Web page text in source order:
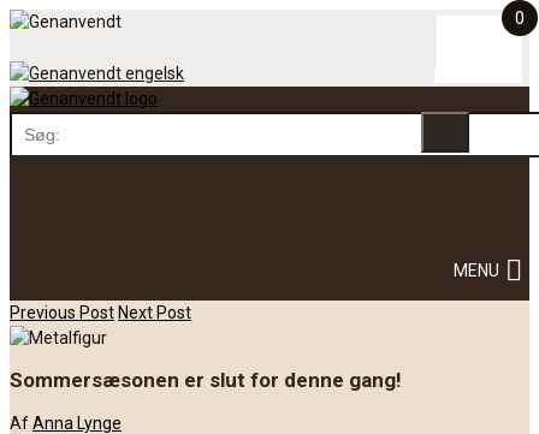
Skip
content
0
content
MENU
Post
navigation
Previous Post Next Post
Sommersæsonen er slut for denne gang!
AfAnna Lynge